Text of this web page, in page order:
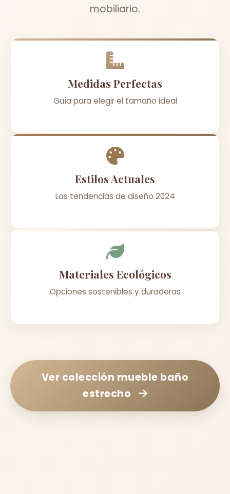
mobiliario.
Medidas Perfectas
Guía para elegir el tamaño ideal
Estilos Actuales
Las tendencias de diseño 2024
Materiales Ecológicos
Opciones sostenibles y duraderas
Ver colección mueble baño
estrecho